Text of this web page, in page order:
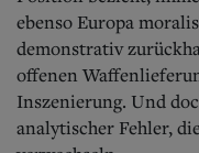
ebenso Europa
demonstrativ
offenen
Inszenierung. Und
analytischer Fehler,